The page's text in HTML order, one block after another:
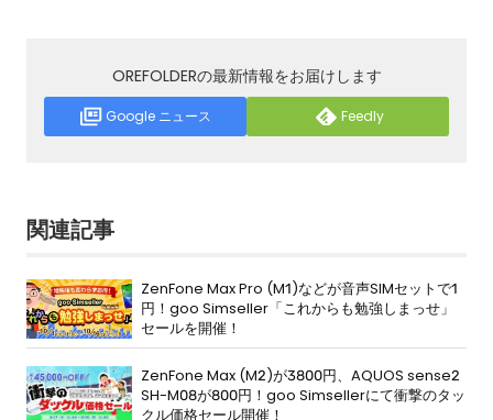
OREFOLDERの最新情報をお届けします
Google ニュース Feedly
関連記事
ZenFone Max Pro (M1)などが音声SIMセットで1
円！goo Simseller「これからも勉強しまっせ」
セールを開催！
ZenFone Max (M2)が3800円、AQUOS sense2
SH-M08が800円！goo Simsellerにて衝撃のタッ
クル価格セール開催！